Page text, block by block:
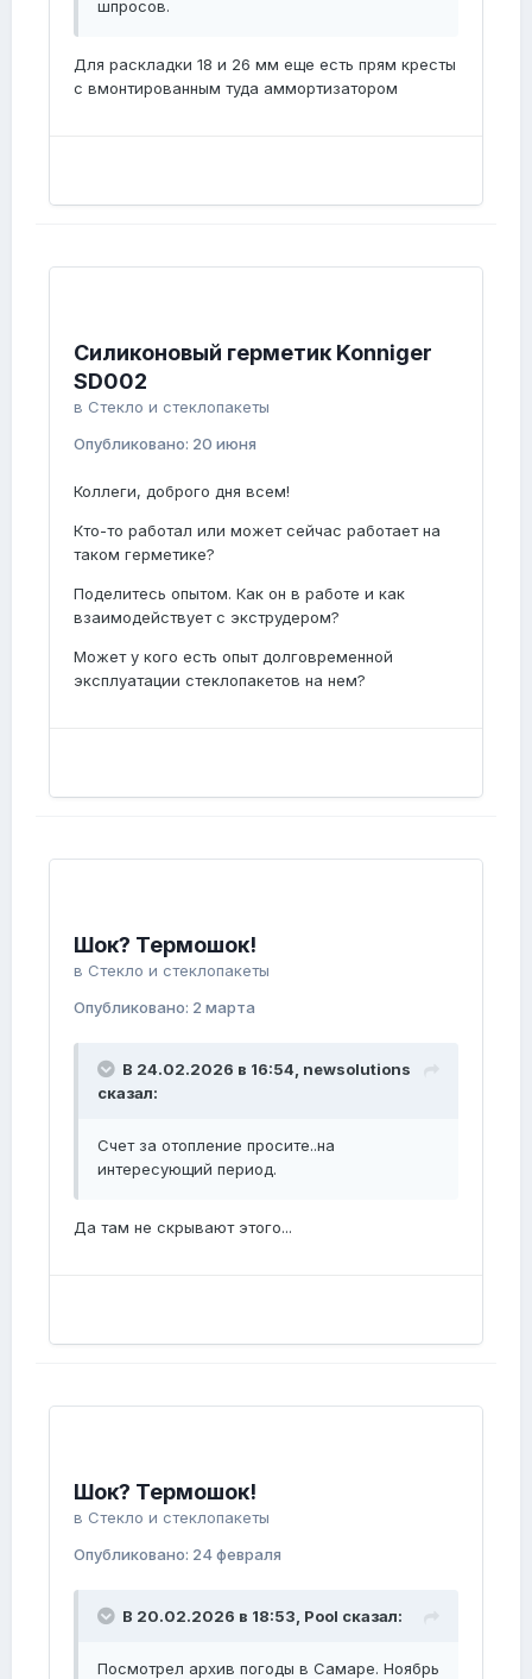
шпросов.
Для раскладки 18 и 26 мм еще есть прям кресты
с вмонтированным туда аммортизатором
Силиконовый герметик Konniger
SD002
в Стекло и стеклопакеты
Опубликовано: 20 июня
Коллеги, доброго дня всем!
Кто-то работал или может сейчас работает на
таком герметике?
Поделитесь опытом. Как он в работе и как
взаимодействует с экструдером?
Может у кого есть опыт долговременной
эксплуатации стеклопакетов на нем?
Шок? Термошок!
в Стекло и стеклопакеты
Опубликовано: 2 марта
В 24.02.2026 в 16:54, newsolutions
сказал:
Счет за отопление просите..на
интересующий период.
Да там не скрывают этого...
Шок? Термошок!
в Стекло и стеклопакеты
Опубликовано: 24 февраля
В 20.02.2026 в 18:53, Pool сказал:
Посмотрел архив погоды в Самаре. Ноябрь